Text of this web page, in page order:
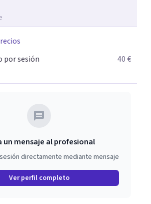
progresivos. Desde la aceptación, el
y el aumento paulatino del campo
por sesión
40 €
un mensaje al profesional
directamente mediante mensaje
Ver perfil completo